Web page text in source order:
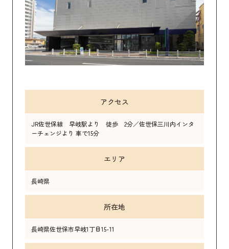
アクセス
JR佐世保線 早岐駅より 徒歩 2分／佐世保三川内インタ
ーチェンジより 車で15分
エリア
長崎県
所在地
長崎県佐世保市早岐1丁目15-11